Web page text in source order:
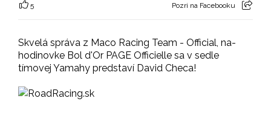
5 Pozri na Facebooku
Skvelá správa z Maco Racing Team - Official, na-
hodinovke Bol d'Or PAGE Officielle sa v sedle
tímovej Yamahy predstaví David Checa!